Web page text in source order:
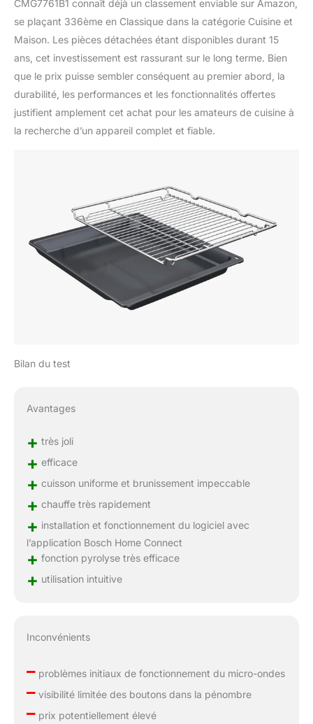
CMG7761B1 connaît déjà un classement enviable sur Amazon,
se plaçant 336ème en Classique dans la catégorie Cuisine et
Maison. Les pièces détachées étant disponibles durant 15
ans, cet investissement est rassurant sur le long terme. Bien
que le prix puisse sembler conséquent au premier abord, la
durabilité, les performances et les fonctionnalités offertes
justifient amplement cet achat pour les amateurs de cuisine à
la recherche d’un appareil complet et fiable.
Bilan du test
Avantages
+ très joli
+ efficace
+ cuisson uniforme et brunissement impeccable
+ chauffe très rapidement
+ installation et fonctionnement du logiciel avec
l’application Bosch Home Connect
+ fonction pyrolyse très efficace
+ utilisation intuitive
Inconvénients
–problèmes initiaux de fonctionnement du micro-ondes
–visibilité limitée des boutons dans la pénombre
–prix potentiellement élevé